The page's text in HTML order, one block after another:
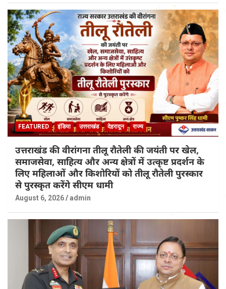
FEATURED इंडिया उत्तराखंड देहरादून राज्य
उत्तराखंड की वीरांगना तीलू रौतेली की जयंती पर खेल,
समाजसेवा, साहित्य और अन्य क्षेत्रों में उत्कृष्ट प्रदर्शन के
लिए महिलाओं और किशोरियों को तीलू रौतेली पुरस्कार
से पुरस्कृत करेंगे सीएम धामी
August 6, 2026 admin